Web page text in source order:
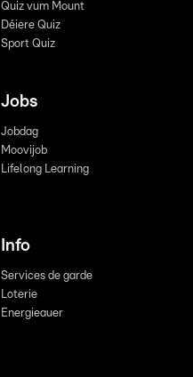
Quiz vum Mount
Déiere Quiz
Sport Quiz
Jobs
Jobdag
Moovijob
Lifelong Learning
Info
Services de garde
Loterie
Energieauer